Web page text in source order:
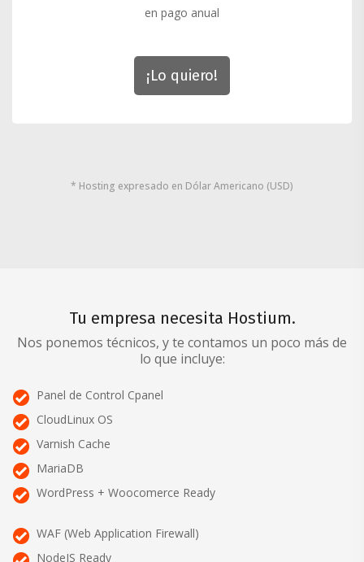
en pago anual
¡Lo quiero!
* Hosting expresado en Dólar Americano (USD)
Tu empresa necesita Hostium.
Nos ponemos técnicos, y te contamos un poco más de
lo que incluye:
Panel de Control Cpanel
CloudLinux OS
Varnish Cache
MariaDB
WordPress + Woocomerce Ready
WAF (Web Application Firewall)
NodeJS Ready